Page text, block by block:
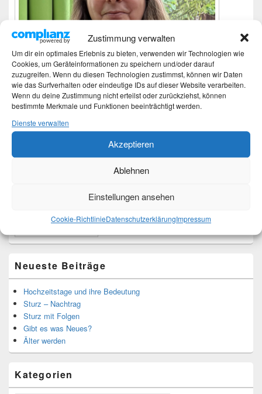
Zustimmung verwalten
Um dir ein optimales Erlebnis zu bieten, verwenden wir Technologien wie
Cookies, um Geräteinformationen zu speichern und/oder darauf
zuzugreifen. Wenn du diesen Technologien zustimmst, können wir Daten
wie das Surfverhalten oder eindeutige IDs auf dieser Website verarbeiten.
Wenn du deine Zustimmung nicht erteilst oder zurückziehst, können
bestimmte Merkmale und Funktionen beeinträchtigt werden.
Dienste verwalten
Akzeptieren
Ablehnen
Einstellungen ansehen
Cookie-RichtlinieDatenschutzerklärungImpressum
Ich bin Martina und Autorin dieses Blogs.
Mehr Infos unter About me.
Neueste Beiträge
Hochzeitstage und ihre Bedeutung
Sturz – Nachtrag
Sturz mit Folgen
Gibt es was Neues?
Älter werden
Kategorien